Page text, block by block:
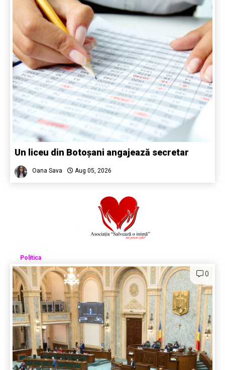
Un liceu din Botoșani angajează secretar
Oana Sava Aug 05, 2026
Politica
0